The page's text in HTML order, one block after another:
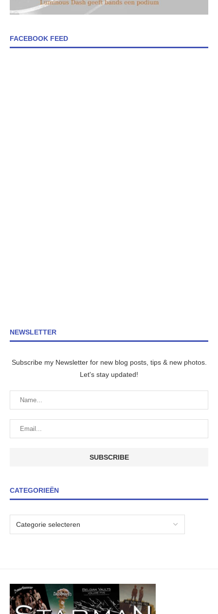
FACEBOOK FEED
NEWSLETTER
Subscribe my Newsletter for new blog posts, tips & new photos.
Let's stay updated!
CATEGORIEËN